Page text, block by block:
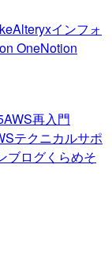
Alteryxインフォ
OneNotion
AWS再入門
テクニカルサポ
ブログくらめそ